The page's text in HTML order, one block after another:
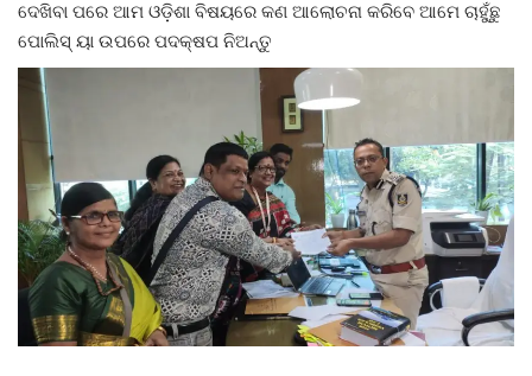
ଦେଖିବା ପରେ ଆମ ଓଡ଼ିଶା ବିଷୟରେ କଣ ଆଲୋଚନା କରିବେ ଆମେ ଚାହୁଁଛୁ
ପୋଲିସ୍ ୟା ଉପରେ ପଦକ୍ଷପ ନିଅନ୍ତୁ